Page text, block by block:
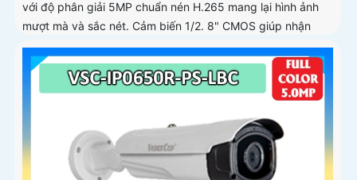
với độ phân giải 5MP chuẩn nén H.265 mang lại hình ảnh
mượt mà và sắc nét. Cảm biến 1/2. 8" CMOS giúp nhận
diện ánh sáng...